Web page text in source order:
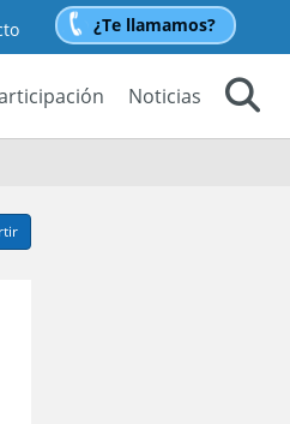
¿Te llamamos?
Noticias
compartir